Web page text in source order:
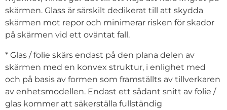
skärmen. Glass är särskilt dedikerat till att skydda
skärmen mot repor och minimerar risken för skador
på skärmen vid ett oväntat fall.
* Glas / folie skärs endast på den plana delen av
skärmen med en konvex struktur, i enlighet med
och på basis av formen som framställts av tillverkaren
av enhetsmodellen. Endast ett sådant snitt av folie /
glas kommer att säkerställa fullständig